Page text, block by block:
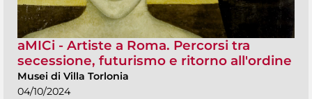
aMICi - Artiste a Roma. Percorsi tra
secessione, futurismo e ritorno all'ordine
Musei di Villa Torlonia
04/10/2024